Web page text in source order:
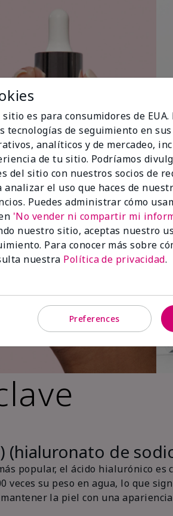
(hialuronato de
popular, el ácido hialurónico es
veces su peso en agua, lo que
la piel con una
sitio es para consumidores de
tecnologías de seguimiento en
analíticos y de mercadeo,
de tu sitio. Podríamos
del sitio con nuestros socios de
analizar el uso que haces de
Puedes administrar cómo
'No vender ni compartir mi
nuestro sitio, aceptas nuestro
Para conocer más sobre
nuestra Política de privacidad.
Preferences